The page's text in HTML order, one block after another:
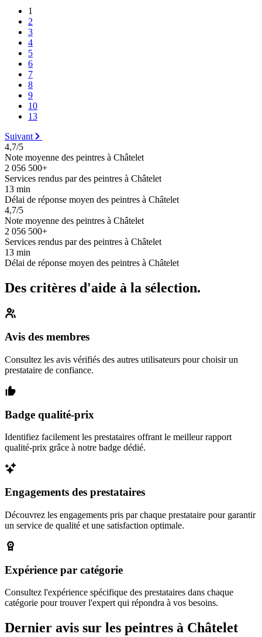
1
2
3
4
5
6
7
8
9
10
13
Suivant
4,7/5
Note moyenne des peintres à Châtelet
2 056 500+
Services rendus par des peintres à Châtelet
13 min
Délai de réponse moyen des peintres à Châtelet
4,7/5
Note moyenne des peintres à Châtelet
2 056 500+
Services rendus par des peintres à Châtelet
13 min
Délai de réponse moyen des peintres à Châtelet
Des critères d'aide à la sélection.
Avis des membres
Consultez les avis vérifiés des autres utilisateurs pour choisir un
prestataire de confiance.
Badge qualité-prix
Identifiez facilement les prestataires offrant le meilleur rapport
qualité-prix grâce à notre badge dédié.
Engagements des prestataires
Découvrez les engagements pris par chaque prestataire pour garantir
un service de qualité et une satisfaction optimale.
Expérience par catégorie
Consultez l'expérience spécifique des prestataires dans chaque
catégorie pour trouver l'expert qui répondra à vos besoins.
Dernier avis sur les peintres à Châtelet